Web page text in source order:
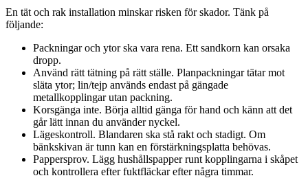
En tät och rak installation minskar risken för skador. Tänk på
följande:
Packningar och ytor ska vara rena. Ett sandkorn kan orsaka
dropp.
Använd rätt tätning på rätt ställe. Planpackningar tätar mot
släta ytor; lin/tejp används endast på gängade
metallkopplingar utan packning.
Korsgänga inte. Börja alltid gänga för hand och känn att det
går lätt innan du använder nyckel.
Lägeskontroll. Blandaren ska stå rakt och stadigt. Om
bänkskivan är tunn kan en förstärkningsplatta behövas.
Pappersprov. Lägg hushållspapper runt kopplingarna i skåpet
och kontrollera efter fuktfläckar efter några timmar.